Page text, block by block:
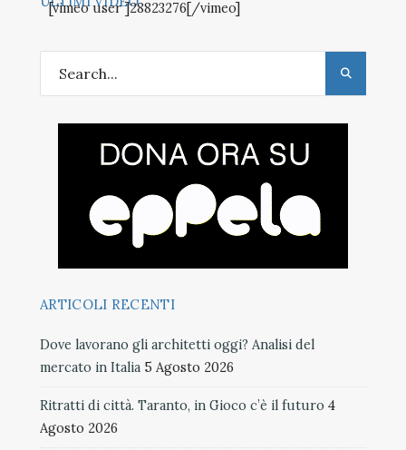
[vimeo user ]28823276[/vimeo]
ARTICOLI RECENTI
Dove lavorano gli architetti oggi? Analisi del
mercato in Italia 5 Agosto 2026
Ritratti di città. Taranto, in Gioco c’è il futuro 4
Agosto 2026